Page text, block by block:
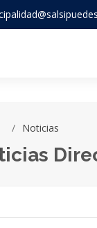
Noticias